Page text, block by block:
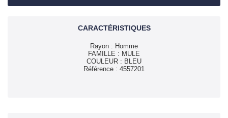
CARACTÉRISTIQUES
Rayon : Homme
FAMILLE : MULE
COULEUR : BLEU
Référence : 4557201